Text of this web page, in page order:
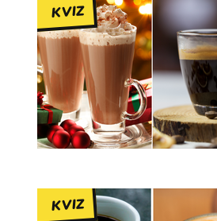
KVIZ
KVIZ